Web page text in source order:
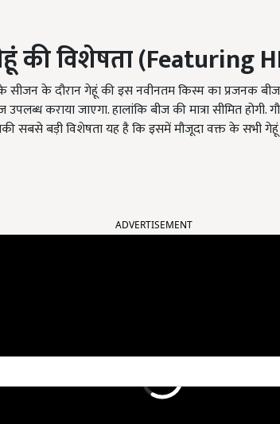
की विशेषता (Featuring
के दौरान गेहूं की इस नवीनतम किस्म का प्रजनक बीज
कराया जाएगा. हालांकि बीज की मात्रा सीमित
सबसे बड़ी विशेषता यह है कि इसमें मौजूदा वक्त के सभी गेहूं